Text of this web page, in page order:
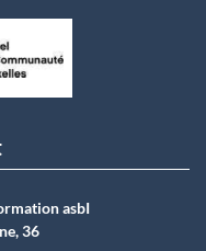
asbI
36